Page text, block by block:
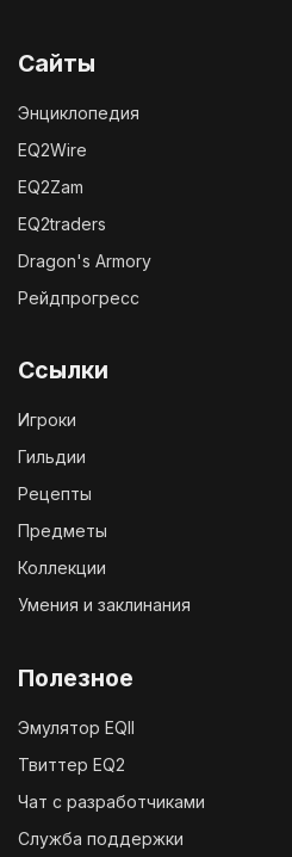
Сайты
Энциклопедия
EQ2Wire
EQ2Zam
EQ2traders
Dragon's Armory
Рейдпрогресс
Ссылки
Игроки
Гильдии
Рецепты
Предметы
Коллекции
Умения и заклинания
Полезное
Эмулятор EQII
Твиттер EQ2
Чат с разработчиками
Служба поддержки